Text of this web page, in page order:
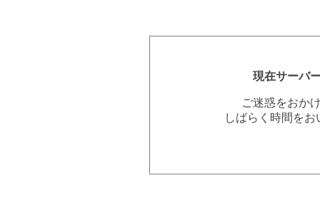
現在サーバ
ご迷惑をおか
しばらく時間を